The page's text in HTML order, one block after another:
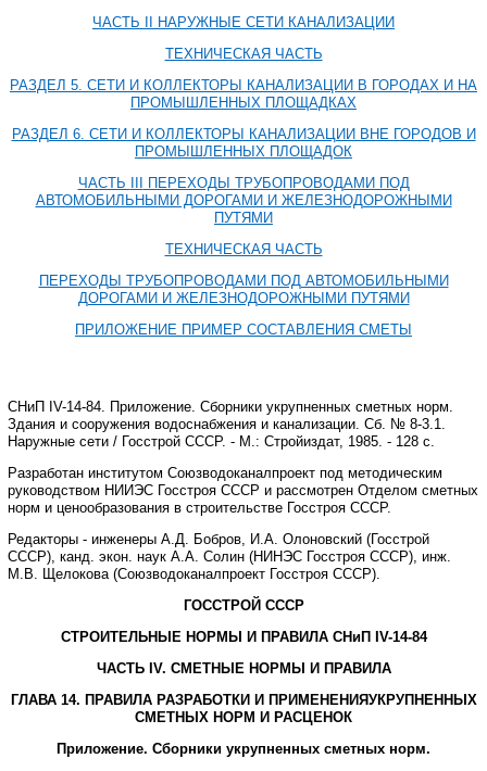
ЧАСТЬ
НАРУЖНЫЕ СЕТИ КАНАЛИЗАЦИИ
ТЕХНИЧЕСКАЯ ЧАСТЬ
РАЗДЕЛ 5. СЕТИ И КОЛЛЕКТОРЫ КАНАЛИЗАЦИИ В ГОРОДАХ И НА
ПРОМЫШЛЕННЫХ ПЛОЩАДКАХ
РАЗДЕЛ 6. СЕТИ И КОЛЛЕКТОРЫ КАНАЛИЗАЦИИ ВНЕ ГОРОДОВ И
ПРОМЫШЛЕННЫХ ПЛОЩАДОК
ЧАСТЬ
ПЕРЕХОДЫ ТРУБОПРОВОДАМИ ПОД
АВТОМОБИЛЬНЫМИ ДОРОГАМИ И ЖЕЛЕЗНОДОРОЖНЫМИ
ПУТЯМИ
ТЕХНИЧЕСКАЯ ЧАСТЬ
ПЕРЕХОДЫ ТРУБОПРОВОДАМИ ПОД АВТОМОБИЛЬНЫМИ
ДОРОГАМИ И ЖЕЛЕЗНОДОРОЖНЫМИ ПУТЯМИ
ПРИЛОЖЕНИЕ ПРИМЕР СОСТАВЛЕНИЯ СМЕТЫ
СНиП IV-14-84. Приложение. Сборники укрупненных сметных норм.
Здания и сооружения водоснабжения и канализации. Сб. № 8-3.1.
Наружные сети / Госстрой СССР. - М.: Стройиздат, 1985. - 128 с.
Разработан институтом Союзводоканалпроект под методическим
руководством НИИЭС Госстроя СССР и рассмотрен Отделом сметных
норм и ценообразования в строительстве Госстроя СССР.
Редакторы - инженеры А.Д. Бобров, И.А. Олоновский (Госстрой
СССР), канд. экон. наук А.А. Солин (НИНЭС Госстроя СССР), инж.
М.В. Щелокова (Союзводоканалпроект Госстроя СССР).
ГОССТРОЙ СССР
СТРОИТЕЛЬНЫЕ НОРМЫ И ПРАВИЛА СНиП
IV-14-84
ЧАСТЬ IV. СМЕТНЫЕ НОРМЫ И ПРАВИЛА
ГЛАВА 14. ПРАВИЛА РАЗРАБОТКИ И ПРИМЕНЕНИЯУКРУПНЕННЫХ
СМЕТНЫХ НОРМ И РАСЦЕНОК
Приложение. Сборники укрупненных сметных норм.